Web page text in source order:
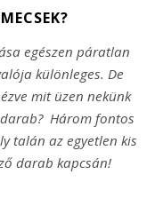
egészen páratlan
különleges. De
mit üzen nekünk
Három fontos
talán az egyetlen kis
darab kapcsán!